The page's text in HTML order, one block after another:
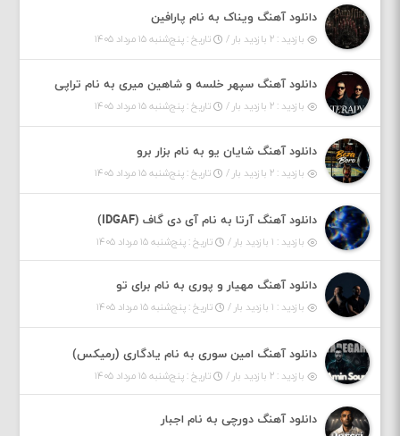
دانلود آهنگ ویناک به نام پارافین
بازدید : ۲ بازدید بار / تاریخ : پنج‌شنبه ۱۵ مرداد ۱۴۰۵
دانلود آهنگ سپهر خلسه و شاهین میری به نام تراپی
بازدید : ۲ بازدید بار / تاریخ : پنج‌شنبه ۱۵ مرداد ۱۴۰۵
دانلود آهنگ شایان یو به نام بزار برو
بازدید : ۲ بازدید بار / تاریخ : پنج‌شنبه ۱۵ مرداد ۱۴۰۵
دانلود آهنگ آرتا به نام آی دی گاف (IDGAF)
بازدید : ۱ بازدید بار / تاریخ : پنج‌شنبه ۱۵ مرداد ۱۴۰۵
دانلود آهنگ مهیار و پوری به نام برای تو
بازدید : ۱ بازدید بار / تاریخ : پنج‌شنبه ۱۵ مرداد ۱۴۰۵
دانلود آهنگ امین سوری به نام یادگاری (رمیکس)
بازدید : ۲ بازدید بار / تاریخ : پنج‌شنبه ۱۵ مرداد ۱۴۰۵
دانلود آهنگ دورچی به نام اجبار